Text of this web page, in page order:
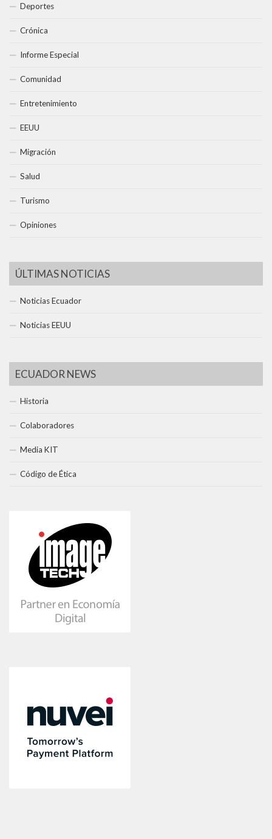
Deportes
Crónica
Informe Especial
Comunidad
Entretenimiento
EEUU
Migración
Salud
Turismo
Opiniones
ÚLTIMAS NOTICIAS
Noticias Ecuador
Noticias EEUU
ECUADOR NEWS
Historia
Colaboradores
Media KIT
Código de Ética